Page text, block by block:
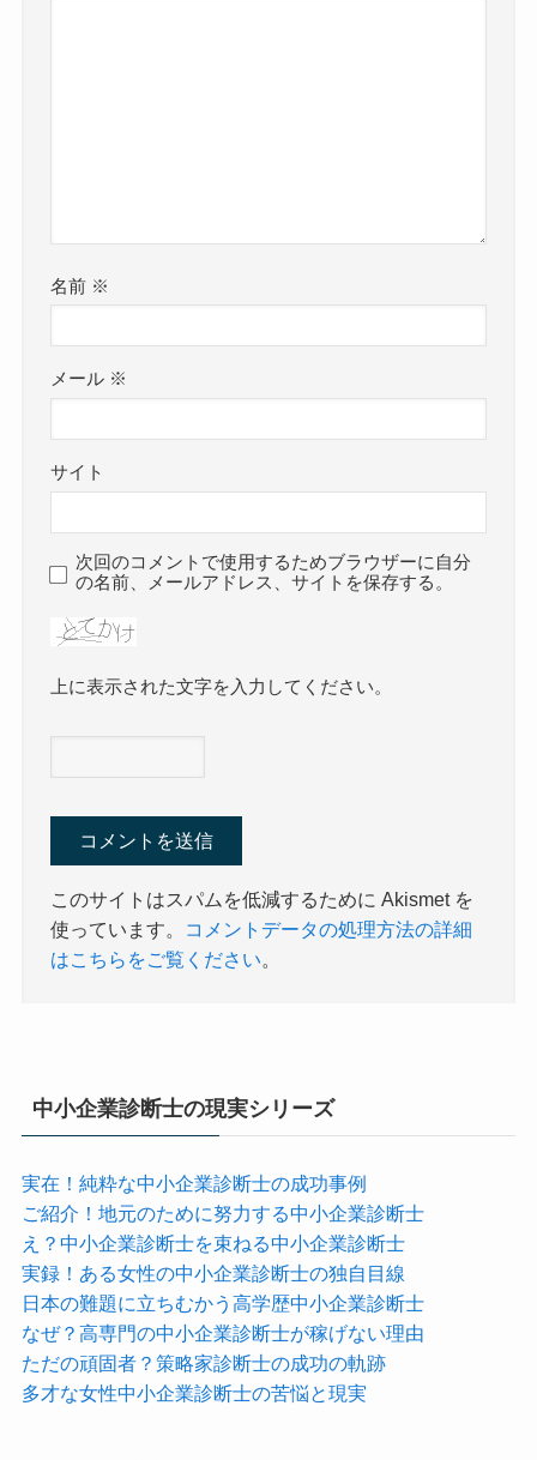
名前 ※
メール ※
サイト
次回のコメントで使用するためブラウザーに自分
の名前、メールアドレス、サイトを保存する。
上に表示された文字を入力してください。
このサイトはスパムを低減するために Akismet を
使っています。
コメントデータの処理方法の詳細
はこちらをご覧ください。
中小企業診断士の現実シリーズ
実在！純粋な中小企業診断士の成功事例
ご紹介！地元のために努力する中小企業診断士
え？中小企業診断士を束ねる中小企業診断士
実録！ある女性の中小企業診断士の独自目線
日本の難題に立ちむかう高学歴中小企業診断士
なぜ？高専門の中小企業診断士が稼げない理由
ただの頑固者？策略家診断士の成功の軌跡
多才な女性中小企業診断士の苦悩と現実